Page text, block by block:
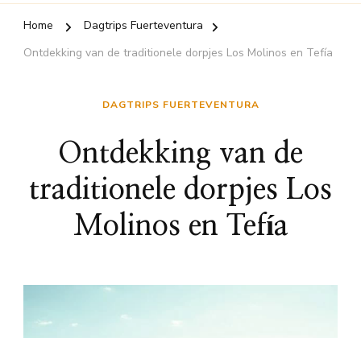
Home
Dagtrips Fuerteventura
Ontdekking van de traditionele dorpjes Los Molinos en Tefía
DAGTRIPS FUERTEVENTURA
Ontdekking van de
traditionele dorpjes Los
Molinos en Tefía